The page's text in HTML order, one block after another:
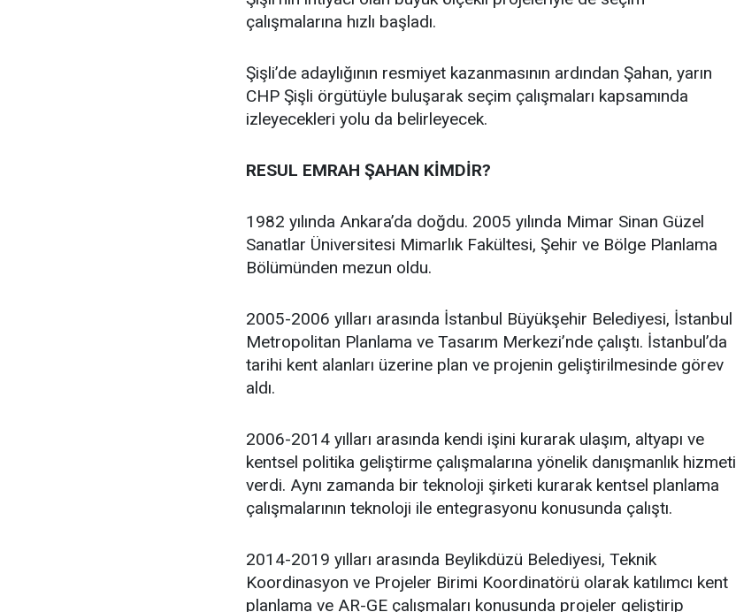
çalışmalarına hızlı başladı.
Şişli’de adaylığının resmiyet kazanmasının ardından Şahan, yarın
CHP Şişli örgütüyle buluşarak seçim çalışmaları kapsamında
izleyecekleri yolu da belirleyecek.
RESUL EMRAH ŞAHAN KİMDİR?
1982 yılında Ankara’da doğdu. 2005 yılında Mimar Sinan Güzel
Sanatlar Üniversitesi Mimarlık Fakültesi, Şehir ve Bölge Planlama
Bölümünden mezun oldu.
2005-2006 yılları arasında İstanbul Büyükşehir Belediyesi, İstanbul
Metropolitan Planlama ve Tasarım Merkezi’nde çalıştı. İstanbul’da
tarihi kent alanları üzerine plan ve projenin geliştirilmesinde görev
aldı.
2006-2014 yılları arasında kendi işini kurarak ulaşım, altyapı ve
kentsel politika geliştirme çalışmalarına yönelik danışmanlık hizmeti
verdi. Aynı zamanda bir teknoloji şirketi kurarak kentsel planlama
çalışmalarının teknoloji ile entegrasyonu konusunda çalıştı.
2014-2019 yılları arasında Beylikdüzü Belediyesi, Teknik
Koordinasyon ve Projeler Birimi Koordinatörü olarak katılımcı kent
planlama ve AR-GE çalışmaları konusunda projeler geliştirip